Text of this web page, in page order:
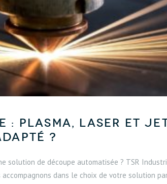
: plasma, laser et
?
solution de découpe automatisée ? TSR
accompagnons dans le choix de votre solution